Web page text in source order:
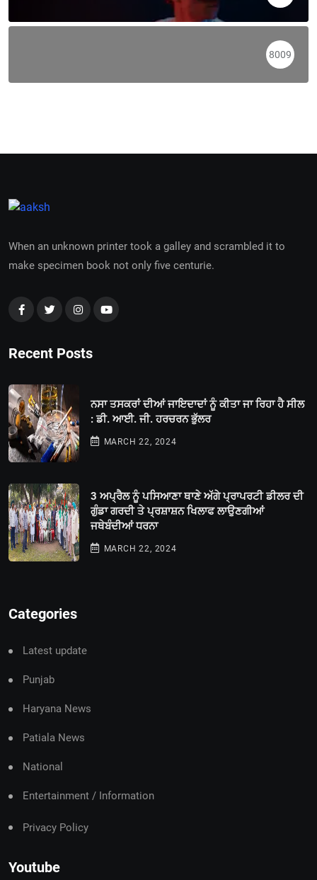
8009
When an unknown printer took a galley and scrambled it to
make specimen book not only five centurie.
Recent Posts
ਨਸਾ ਤਸਕਰਾਂ ਦੀਆਂ ਜਾਇਦਾਦਾਂ ਨੂੰ ਕੀਤਾ ਜਾ ਰਿਹਾ ਹੈ ਸੀਲ
: ਡੀ. ਆਈ. ਜੀ. ਹਰਚਰਨ ਭੁੱਲਰ
MARCH 22, 2024
3 ਅਪ੍ਰੈਲ ਨੂੰ ਪਸਿਆਣਾ ਥਾਣੇ ਅੱਗੇ ਪ੍ਰਾਪਰਟੀ ਡੀਲਰ ਦੀ
ਗੁੰਡਾ ਗਰਦੀ ਤੇ ਪ੍ਰਸ਼ਾਸ਼ਨ ਖਿਲਾਫ ਲਾਉਣਗੀਆਂ
ਜਥੇਬੰਦੀਆਂ ਧਰਨਾ
MARCH 22, 2024
Categories
Latest update
Punjab
Haryana News
Patiala News
National
Entertainment / Information
Privacy Policy
Youtube